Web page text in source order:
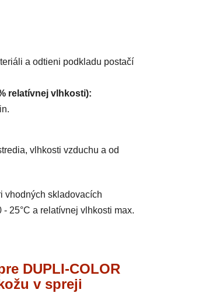
a odtieni podkladu postačí
relatívnej vlhkosti):
vlhkosti vzduchu a od
vhodných skladovacích
25°C a relatívnej vlhkosti max.
DUPLI-COLOR
v spreji